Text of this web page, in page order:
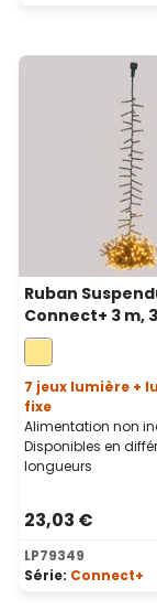
Ruban
Connect+ 3 m,
blanc chaud,
7 jeux lumière +
fixe
Alimentation non
Disponibles en
longueurs
23,03 €
LP79349
Série: Connect+